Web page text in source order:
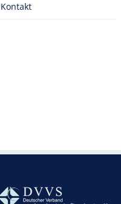
Kontakt